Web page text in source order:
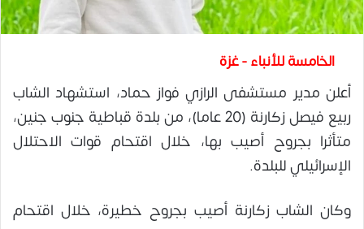
الخامسة للأنباء - غزة
أعلن مدير مستشفى الرازي فواز حماد، استشهاد الشاب
ربيع فيصل زكارنة (20 عاما)، من بلدة قباطية جنوب جنين،
متأثرا بجروح أصيب بها، خلال اقتحام قوات الاحتلال
الإسرائيلي للبلدة.
وكان الشاب زكارنة أصيب بجروح خطيرة، خلال اقتحام